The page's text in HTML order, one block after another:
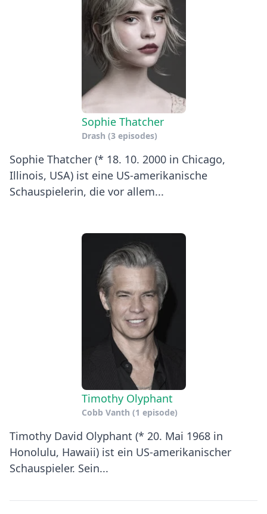
Sophie Thatcher
Drash (3 episodes)
Sophie Thatcher (* 18. 10. 2000 in Chicago,
Illinois, USA) ist eine US-amerikanische
Schauspielerin, die vor allem...
Timothy Olyphant
Cobb Vanth (1 episode)
Timothy David Olyphant (* 20. Mai 1968 in
Honolulu, Hawaii) ist ein US-amerikanischer
Schauspieler. Sein...